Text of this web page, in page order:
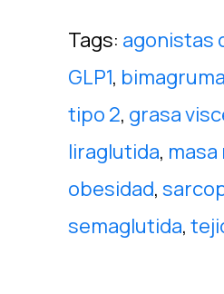
Tags: agonistas
GLP1,
tipo 2, grasa
liraglutida,
obesidad,
semaglutida,